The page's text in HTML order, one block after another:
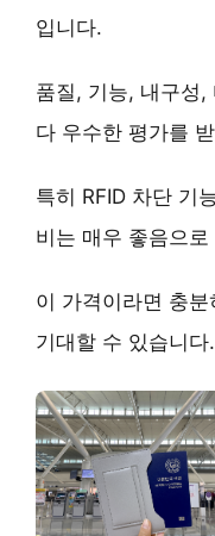
입니다.
품질, 기능, 내구성,
다 우수한 평가를
특히 RFID 차단 기
비는 매우 좋음으
이 가격이라면 충
기대할 수 있습니다.